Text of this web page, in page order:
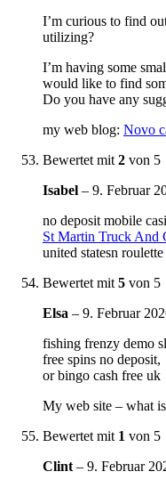
I’m curious to find
utilizing?
I’m having some
would like to find
Do you have any
my web blog: Novo
Bewertet mit2 von 5
Isabel – 9. Februar
no deposit mobile
St Martin Truck And
united statesn
Bewertet mit5 von 5
Elsa – 9. Februar
fishing frenzy demo
free spins no deposit,
or bingo cash free uk
My web site – what
Bewertet mit 1 von 5
Clint– 9. Februar